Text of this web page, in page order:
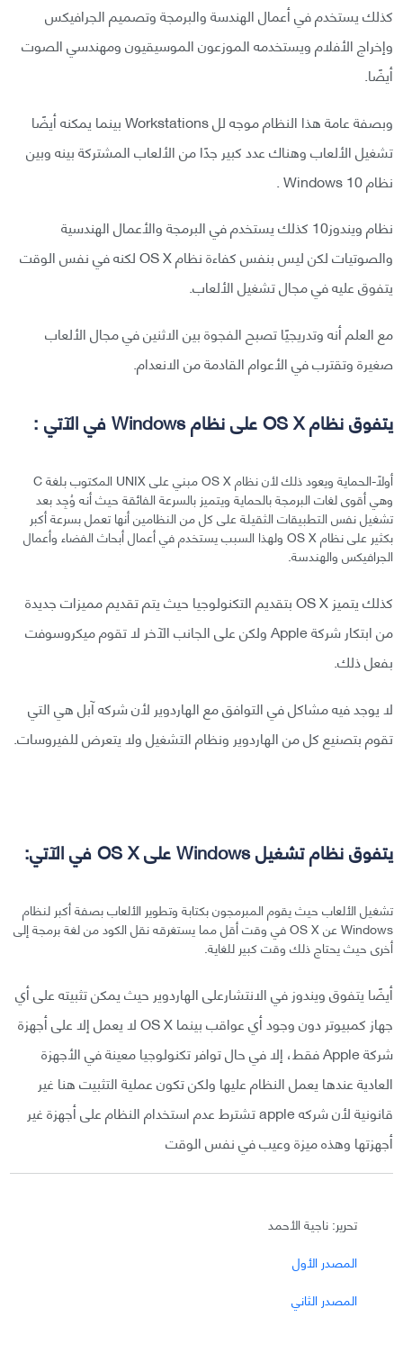
كذلك يستخدم في أعمال الهندسة والبرمجة وتصميم الجرافيكس
وإخراج الأفلام ويستخدمه الموزعون الموسيقيون ومهندسي الصوت
أيضًا.
وبصفة عامة هذا النظام موجه لل Workstations بينما يمكنه أيضًا
تشغيل الألعاب وهناك عدد كبير جدًا من الألعاب المشتركة بينه وبين
نظام Windows 10 .
نظام ويندوز10 كذلك يستخدم في البرمجة والأعمال الهندسية
والصوتيات لكن ليس بنفس كفاءة نظام OS X لكنه في نفس الوقت
يتفوق عليه في مجال تشغيل الألعاب.
مع العلم أنه وتدريجيًا تصبح الفجوة بين الاثنين في مجال الألعاب
صغيرة وتقترب في الأعوام القادمة من الانعدام.
يتفوق نظام OS X على نظام Windows في الآتي :
أولًا-الحماية ويعود ذلك لأن نظام OS X مبني على UNIX المكتوب بلغة C
وهي أقوى لغات البرمجة بالحماية ويتميز بالسرعة الفائقة حيث أنه وُجِد بعد
تشغيل نفس التطبيقات الثقيلة على كل من النظامين أنها تعمل بسرعة أكبر
بكثير على نظام OS X ولهذا السبب يستخدم في أعمال أبحاث الفضاء وأعمال
الجرافيكس والهندسة.
كذلك يتميز OS X بتقديم التكنولوجيا حيث يتم تقديم مميزات جديدة
من ابتكار شركة Apple ولكن على الجانب الآخر لا تقوم ميكروسوفت
بفعل ذلك.
لا يوجد فيه مشاكل في التوافق مع الهاردوير لأن شركه آبل هي التي
تقوم بتصنيع كل من الهاردوير ونظام التشغيل ولا يتعرض للفيروسات.
يتفوق نظام تشغيل Windows على OS X في الآتي:
تشغيل الألعاب حيث يقوم المبرمجون بكتابة وتطوير الألعاب بصفة أكبر لنظام
Windows عن OS X في وقت أقل مما يستغرقه نقل الكود من لغة برمجة إلى
أخرى حيث يحتاج ذلك وقت كبير للغاية.
أيضًا يتفوق ويندوز في الانتشارعلى الهاردوير حيث يمكن تثبيته على أي
جهاز كمبيوتر دون وجود أي عواقب بينما OS X لا يعمل إلا على أجهزة
شركة Apple فقط، إلا في حال توافر تكنولوجيا معينة في الأجهزة
العادية عندها يعمل النظام عليها ولكن تكون عملية التثبيت هنا غير
قانونية لأن شركه apple تشترط عدم استخدام النظام على أجهزة غير
أجهزتها وهذه ميزة وعيب في نفس الوقت
تحرير: ناجية الأحمد
المصدر الأول
المصدر الثاني